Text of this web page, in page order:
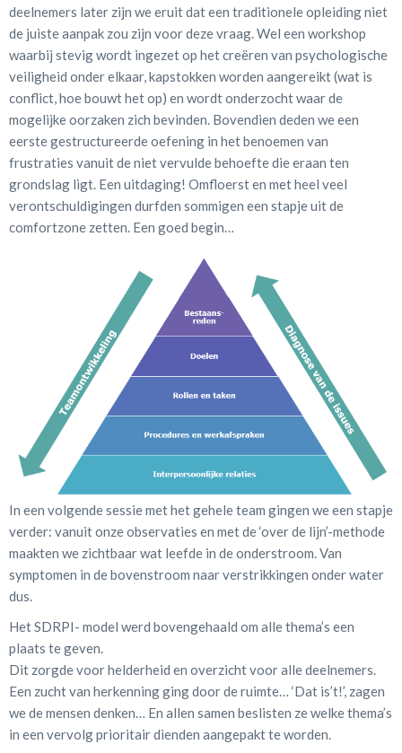
deelnemers later zijn we eruit dat een traditionele opleiding niet
de juiste aanpak zou zijn voor deze vraag. Wel een workshop
waarbij stevig wordt ingezet op het creëren van psychologische
veiligheid onder elkaar, kapstokken worden aangereikt (wat is
conflict, hoe bouwt het op) en wordt onderzocht waar de
mogelijke oorzaken zich bevinden. Bovendien deden we een
eerste gestructureerde oefening in het benoemen van
frustraties vanuit de niet vervulde behoefte die eraan ten
grondslag ligt. Een uitdaging! Omfloerst en met heel veel
verontschuldigingen durfden sommigen een stapje uit de
comfortzone zetten. Een goed begin…
In een volgende sessie met het gehele team gingen we een stapje
verder: vanuit onze observaties en met de ‘over de lijn’-methode
maakten we zichtbaar wat leefde in de onderstroom. Van
symptomen in de bovenstroom naar verstrikkingen onder water
dus.
Het SDRPI- model werd bovengehaald om alle thema’s een
plaats te geven.
Dit zorgde voor helderheid en overzicht voor alle deelnemers.
Een zucht van herkenning ging door de ruimte… ‘Dat is’t!’, zagen
we de mensen denken… En allen samen beslisten ze welke thema’s
in een vervolg prioritair dienden aangepakt te worden.